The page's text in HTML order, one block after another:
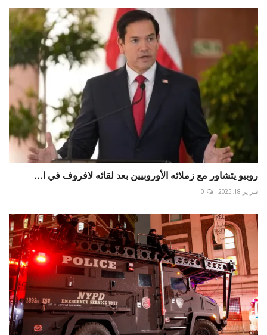
روبيو يتشاور مع زملائه الأوروبيين بعد لقائه لافروف في ا...
فبراير 18, 2025 0